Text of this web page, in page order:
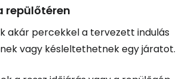
repülőtéren
akár percekkel a tervezett indulás
vagy késleltethetnek egy járatot.